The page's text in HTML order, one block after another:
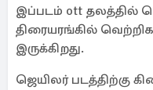
இப்படம் ott தலத்தில்
திரையரங்கில்
இருக்கிறது.
ஜெயிலர் படத்திற்கு